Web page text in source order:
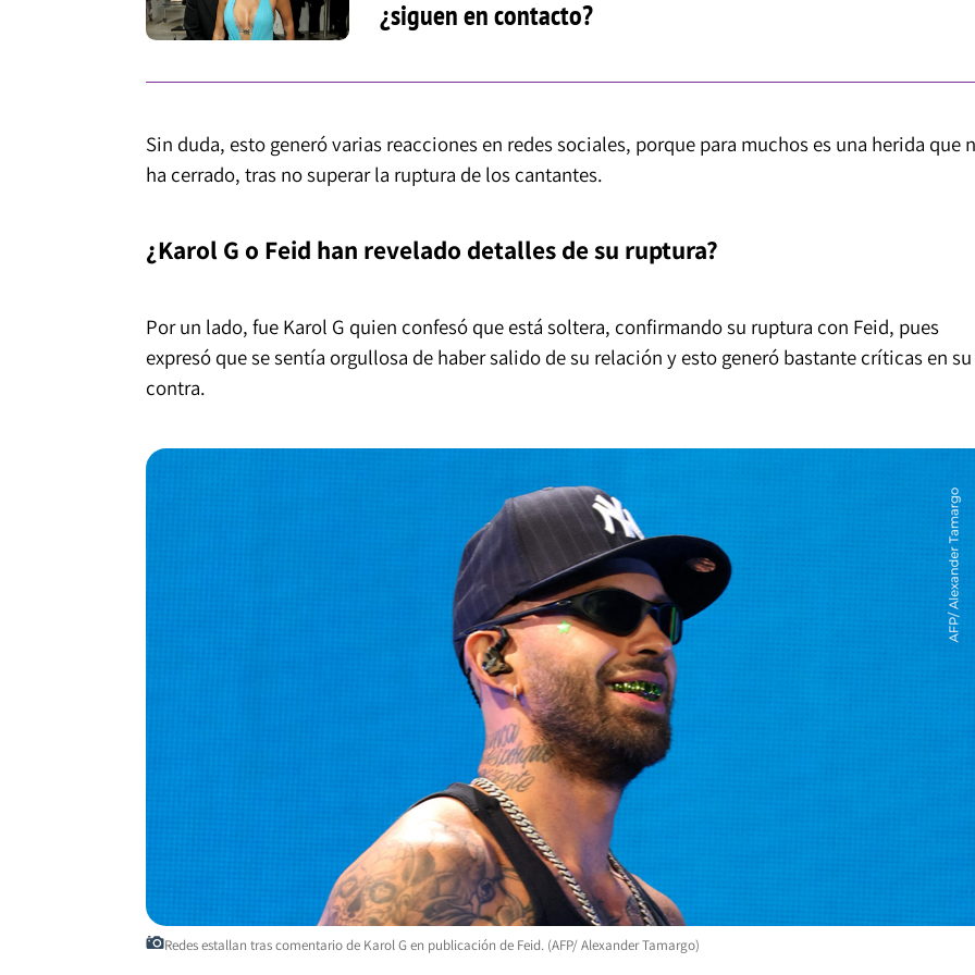
¿siguen en contacto?
Sin duda, esto generó varias reacciones en redes sociales, porque para muchos es una herida que
ha cerrado, tras no superar la ruptura de los cantantes.
¿Karol G o Feid han revelado detalles de su ruptura?
Por un lado, fue Karol G quien confesó que está soltera, confirmando su ruptura con Feid, pues
expresó que se sentía orgullosa de haber salido de su relación y esto generó bastante críticas en su
contra.
Redes estallan tras comentario de Karol G en publicación de Feid. (AFP/ Alexander Tamargo)